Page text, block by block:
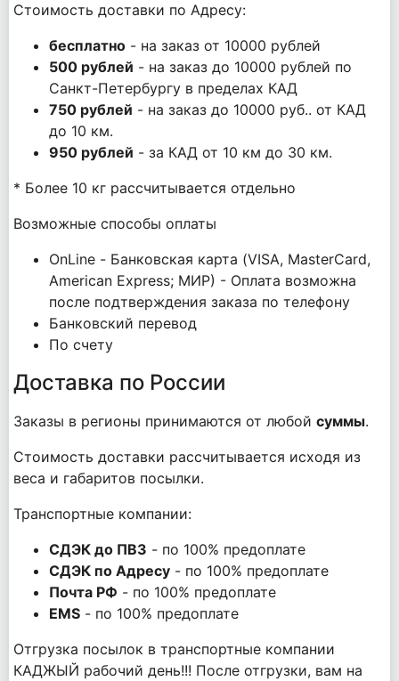
Стоимость доставки по Адресу:
бесплатно- на заказ от 10000 рублей
500 рублей - на заказ до 10000 рублей по
Санкт-Петербургу в пределах КАД
750 рублей - на заказ до 10000 руб.. от КАД
до 10 км.
950 рублей - за КАД от 10 км до 30 км.
* Более 10 кг рассчитывается отдельно
Возможные способы оплаты
OnLine - Банковская карта (VISA, MasterCard,
American Express; МИР) - Оплата возможна
после подтверждения заказа по телефону
Банковский перевод
По счету
Доставка по России
Заказы в регионы принимаются от любой суммы.
Стоимость доставки рассчитывается исходя из
веса и габаритов посылки.
Транспортные компании:
СДЭК до ПВЗ - по 100% предоплате
СДЭК по Адресу- по 100% предоплате
Почта РФ - по 100% предоплате
EMS- по 100% предоплате
Отгрузка посылок в транспортные компании
КАДЖЫЙ рабочий день!!! После отгрузки, вам на